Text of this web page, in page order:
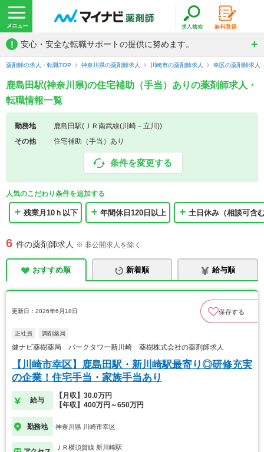
! 安心・安全な転職サポートの提供に努めます。
薬剤師の求人・転職TOP 神奈川県の薬剤師求人 川崎市の薬剤師求人 幸区の薬剤師求人
鹿島田駅(神奈川県)の住宅補助（手当）ありの薬剤師求人・
転職情報一覧
勤務地
鹿島田駅(ＪＲ南武線(川崎－立川))
その他
住宅補助（手当）あり
条件を変更する
人気のこだわり条件を追加する
残業月10ｈ以下 年間休日120日以上 土日休み（相談可含
6 件の薬剤師求人 ※ 非公開求人を除く
おすすめ順 新着順 給与順
更新日：2026年6月18日 保存する
正社員 調剤薬局
健ナビ薬樹薬局 パークタワー新川崎 薬樹株式会社の薬剤師求人
【川崎市幸区】鹿島田駅・新川崎駅最寄り◎研修充実
の企業！住宅手当・家族手当あり
給与
【月収】30.0万円
【年収】400万円～650万円
勤務地 神奈川県 川崎市幸区
ＪＲ横須賀線 新川崎駅